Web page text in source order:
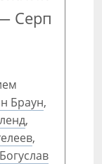
Серп
Браун,
,
,
Богуслав